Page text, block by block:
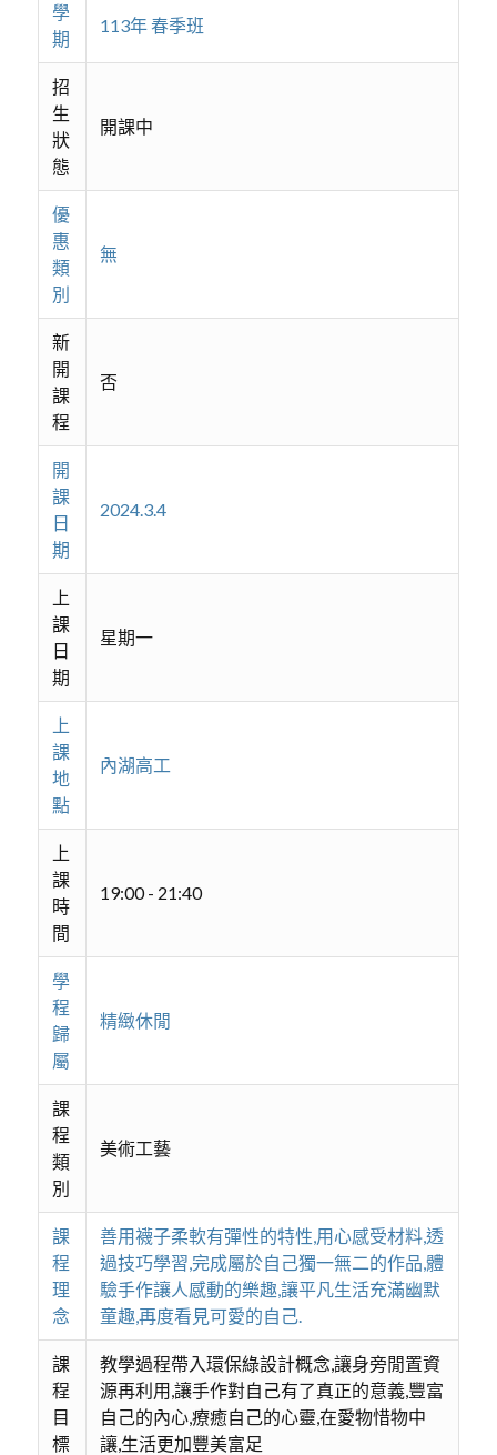
學
期
113年 春季班
招
生
狀
態
開課中
優
惠
類
別
無
新
開
課
程
否
開
課
日
期
2024.3.4
上
課
日
期
星期一
上
課
地
點
內湖高工
上
課
時
間
19:00 - 21:40
學
程
歸
屬
精緻休閒
課
程
類
別
美術工藝
課
程
理
念
善用襪子柔軟有彈性的特性,用心感受材料,透
過技巧學習,完成屬於自己獨一無二的作品,體
驗手作讓人感動的樂趣,讓平凡生活充滿幽默
童趣,再度看見可愛的自己.
課
程
目
標
教學過程帶入環保綠設計概念,讓身旁閒置資
源再利用,讓手作對自己有了真正的意義,豐富
自己的內心,療癒自己的心靈,在愛物惜物中
讓,生活更加豐美富足